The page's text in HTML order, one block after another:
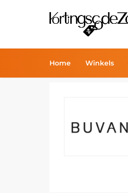
Home Winkels